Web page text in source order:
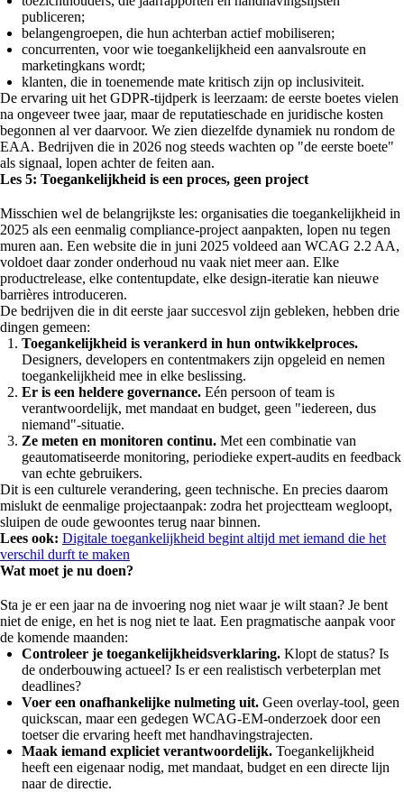
publiceren;
belangengroepen, die hun achterban actief mobiliseren;
concurrenten, voor wie toegankelijkheid een aanvalsroute en
marketingkans wordt;
klanten, die in toenemende mate kritisch zijn op inclusiviteit.
De ervaring uit het GDPR-tijdperk is leerzaam: de eerste boetes vielen
na ongeveer twee jaar, maar de reputatieschade en juridische kosten
begonnen al ver daarvoor. We zien diezelfde dynamiek nu rondom de
EAA. Bedrijven die in 2026 nog steeds wachten op "de eerste boete"
als signaal, lopen achter de feiten aan.
Les 5: Toegankelijkheid is een proces, geen project
Misschien wel de belangrijkste les: organisaties die toegankelijkheid in
2025 als een eenmalig compliance-project aanpakten, lopen nu tegen
muren aan. Een website die in juni 2025 voldeed aan WCAG 2.2 AA,
voldoet daar zonder onderhoud nu vaak niet meer aan. Elke
productrelease, elke contentupdate, elke design-iteratie kan nieuwe
barrières introduceren.
De bedrijven die in dit eerste jaar succesvol zijn gebleken, hebben drie
dingen gemeen:
Toegankelijkheid is verankerd in hun ontwikkelproces.
Designers, developers en contentmakers zijn opgeleid en nemen
toegankelijkheid mee in elke beslissing.
Er is een heldere governance. Eén persoon of team is
verantwoordelijk, met mandaat en budget, geen "iedereen, dus
niemand"-situatie.
Ze meten en monitoren continu. Met een combinatie van
geautomatiseerde monitoring, periodieke expert-audits en feedback
van echte gebruikers.
Dit is een culturele verandering, geen technische. En precies daarom
mislukt de eenmalige projectaanpak: zodra het projectteam wegloopt,
sluipen de oude gewoontes terug naar binnen.
Lees ook: Digitale toegankelijkheid begint altijd met iemand die het
verschil durft te maken
Wat moet je nu doen?
Sta je er een jaar na de invoering nog niet waar je wilt staan? Je bent
niet de enige, en het is nog niet te laat. Een pragmatische aanpak voor
de komende maanden:
Controleer je toegankelijkheidsverklaring. Klopt de status? Is
de onderbouwing actueel? Is er een realistisch verbeterplan met
deadlines?
Voer een onafhankelijke nulmeting uit. Geen overlay-tool, geen
quickscan, maar een gedegen WCAG-EM-onderzoek door een
toetser die ervaring heeft met handhavingstrajecten.
Maak iemand expliciet verantwoordelijk. Toegankelijkheid
heeft een eigenaar nodig, met mandaat, budget en een directe lijn
naar de directie.